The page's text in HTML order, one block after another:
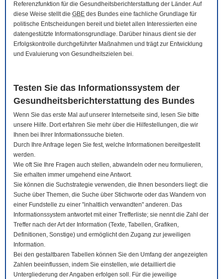
Referenzfunktion für die Gesundheitsberichterstattung der Länder. Auf
diese Weise stellt die GBE des Bundes eine fachliche Grundlage für
politische Entscheidungen bereit und bietet allen Interessierten eine
datengestützte Informationsgrundlage. Darüber hinaus dient sie der
Erfolgskontrolle durchgeführter Maßnahmen und trägt zur Entwicklung
und Evaluierung von Gesundheitszielen bei.
Testen Sie das Informationssystem der
Gesundheitsberichterstattung des Bundes
Wenn Sie das erste Mal auf unserer Internetseite sind, lesen Sie bitte
unsere Hilfe. Dort erfahren Sie mehr über die Hilfestellungen, die wir
Ihnen bei Ihrer Informationssuche bieten.
Durch Ihre Anfrage legen Sie fest, welche Informationen bereitgestellt
werden.
Wie oft Sie Ihre Fragen auch stellen, abwandeln oder neu formulieren,
Sie erhalten immer umgehend eine Antwort.
Sie können die Suchstrategie verwenden, die Ihnen besonders liegt: die
Suche über Themen, die Suche über Stichworte oder das Wandern von
einer Fundstelle zu einer "inhaltlich verwandten" anderen. Das
Informationssystem antwortet mit einer Trefferliste; sie nennt die Zahl der
Treffer nach der Art der Information (Texte, Tabellen, Grafiken,
Definitionen, Sonstige) und ermöglicht den Zugang zur jeweiligen
Information.
Bei den gestaltbaren Tabellen können Sie den Umfang der angezeigten
Zahlen beeinflussen, indem Sie einstellen, wie detailliert die
Untergliederung der Angaben erfolgen soll. Für die jeweilige